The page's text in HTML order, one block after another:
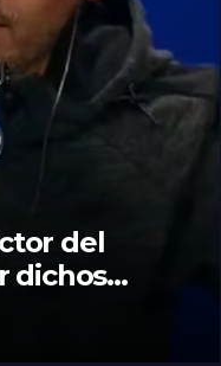
del
dichos